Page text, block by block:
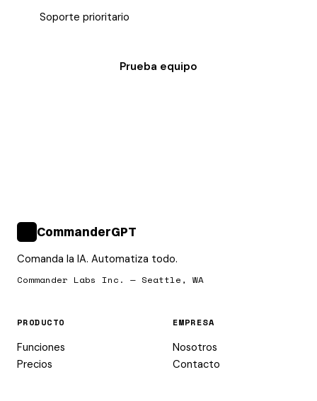
Soporte prioritario
Prueba equipo
CommanderGPT
Comanda la IA. Automatiza todo.
Commander Labs Inc. — Seattle, WA
PRODUCTO
Funciones
Precios
EMPRESA
Nosotros
Contacto